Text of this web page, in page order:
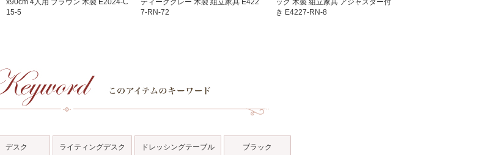
15-5
7-RN-72
き E4227-RN-8
デスク ライティングデスク ドレッシングテーブル ブラック